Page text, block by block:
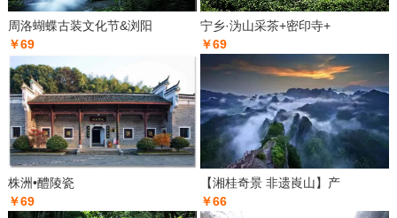
周洛蝴蝶古装文化节&浏阳
￥69
宁乡·沩山采茶+密印寺+
￥69
株洲•醴陵瓷
￥69
【湘桂奇景 非遗崀山】产
￥66